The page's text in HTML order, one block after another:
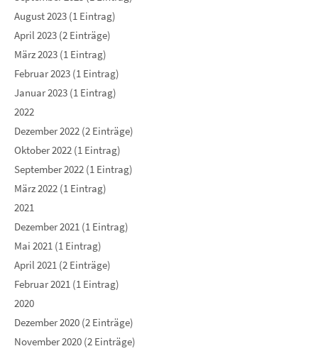
August 2023 (1 Eintrag)
April 2023 (2 Einträge)
März 2023 (1 Eintrag)
Februar 2023 (1 Eintrag)
Januar 2023 (1 Eintrag)
2022
Dezember 2022 (2 Einträge)
Oktober 2022 (1 Eintrag)
September 2022 (1 Eintrag)
März 2022 (1 Eintrag)
2021
Dezember 2021 (1 Eintrag)
Mai 2021 (1 Eintrag)
April 2021 (2 Einträge)
Februar 2021 (1 Eintrag)
2020
Dezember 2020 (2 Einträge)
November 2020 (2 Einträge)